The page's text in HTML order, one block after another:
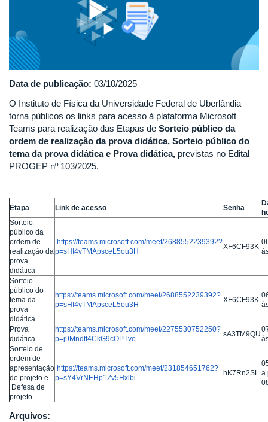
Data de publicação: 03/10/2025
O Instituto de Física da Universidade Federal de Uberlândia
torna públicos os links para acesso à plataforma Microsoft
Teams para realização das Etapas de Sorteio público da
ordem de realização da prova didática, Sorteio público do
tema da prova didática e Prova didática, previstas no Edital
PROGEP nº 103/2025.
Etapa Link de acesso Senha
Sorteio
público da
ordem de
realização da
prova
didática
https://teams.microsoft.com/meet/2688552239392?
p=sHI4vTMApsceL5ou3H
XF6CF93K
Sorteio
público do
tema da
prova
didática
https://teams.microsoft.com/meet/2688552239392?
p=sHI4vTMApsceL5ou3H
XF6CF93K
Prova
didática
https://teams.microsoft.com/meet/2275530752250?
p=j9Mndtf4CkG9cOPTvo
sA3TM9QU
Sorteio de
ordem de
apresentação
de projeto e
Defesa de
projeto
https://teams.microsoft.com/meet/231854651762?
p=sY4VrNEHp1Zv5Hxlbi
hK7Rn2SL a
Arquivos: